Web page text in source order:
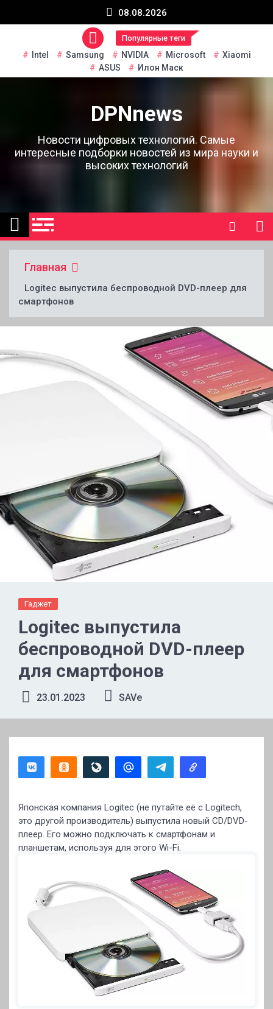
08.08.2026
Популярные теги
Intel Samsung NVIDIA Microsoft
Xiaomi
ASUS
Илон Маск
DPNnews
Новости цифровых технологий. Самые
интересные подборки новостей из мира науки и
высоких технологий
Главная
Logitec выпустила беспроводной DVD-плеер для
смартфонов
Гаджет
Logitec выпустила
беспроводной DVD-плеер
для смартфонов
23.01.2023 SAVe
Японская компания Logitec (не путайте её с Logitech,
это другой производитель) выпустила новый CD/DVD-
плеер. Его можно подключать к смартфонам и
планшетам, используя для этого Wi-Fi.